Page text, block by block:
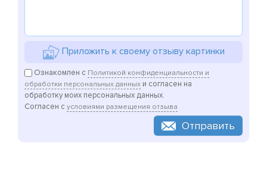
Приложить к своему отзыву картинки
Ознакомлен с Политикой конфиденциальности и
обработки персональных данных и согласен на
обработку моих персональных данных.
Согласен с условиями размещения отзыва
Отправить